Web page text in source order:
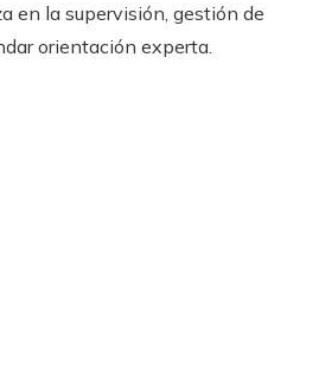
en la supervisión, gestión de
orientación experta.